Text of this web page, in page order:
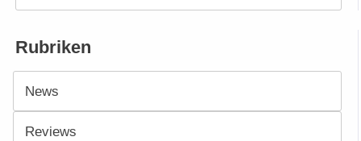
Rubriken
News
Reviews